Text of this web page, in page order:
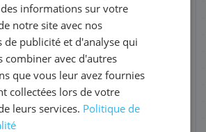
LIVRAISON
LIVRAISON SOUHAITÉE
informations sur votre
notre site avec nos
de publicité et d'analyse qui
combiner avec d'autres
que vous leur avez fournies
collectées lors de votre
leurs services. Politique de